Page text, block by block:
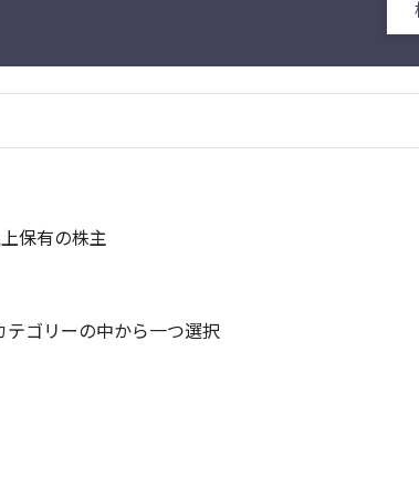
保有の株主
ゴリーの中から一つ選択